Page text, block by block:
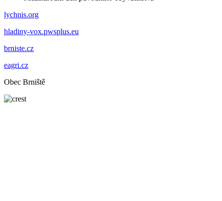
lychnis.org
hladiny-vox.pwsplus.eu
brniste.cz
eagri.cz
Obec Brniště